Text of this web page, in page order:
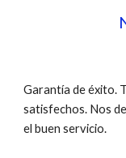
Garantía de éxito.
satisfechos. Nos
el buen servicio.